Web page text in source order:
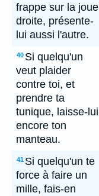
frappe sur la joue
droite, présente-
lui aussi l'autre.
40 Si quelqu'un
veut plaider
contre toi, et
prendre ta
tunique, laisse-lui
encore ton
manteau.
41 Si quelqu'un te
force à faire un
mille, fais-en